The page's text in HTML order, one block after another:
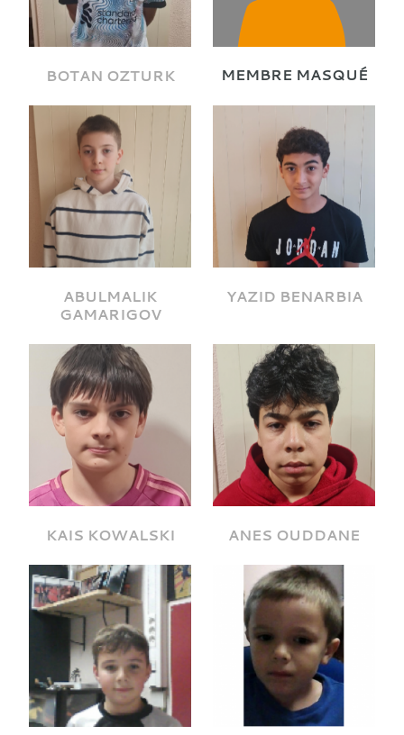
BOTAN OZTURK MEMBRE MASQUÉ
ABULMALIK
GAMARIGOV
YAZID BENARBIA
KAIS KOWALSKI ANES OUDDANE